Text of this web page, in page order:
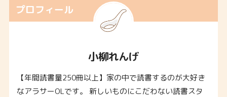
プロフィール
小柳れんげ
【年間読書量250冊以上】家の中で読書するのが大好き
なアラサーOLです。 新しいものにこだわない読書スタ